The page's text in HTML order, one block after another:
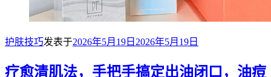
护肤技巧发表于2026年5月19日 2026年5月19日
疗愈清肌法，手把手搞定出油闭口，油痘